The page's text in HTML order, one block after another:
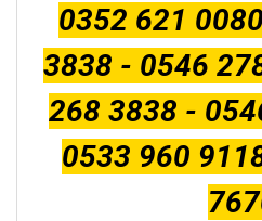
0352 621
3838 - 0546
268 3838 -
0533 960